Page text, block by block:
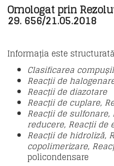
Omologat prin
29. 656/21.05.2018
Informația este
Clasificarea
Reacții de
Reacții de diazotare
Reacții de cuplare,
Reacții de sulfonare,
reducere, Reacții de
Reacții de hidroliză,
copolimerizare,
policondensare